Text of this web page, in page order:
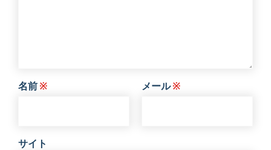
名前 ※ メール※
サイト